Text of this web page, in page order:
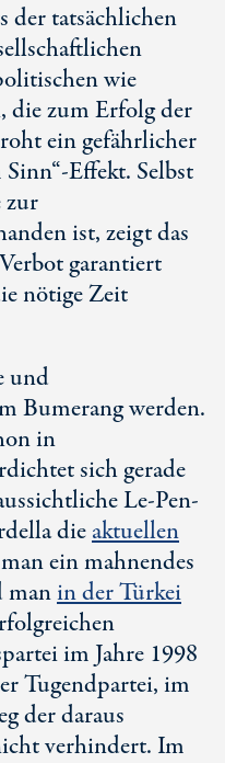
tatsächlichen
wie
die zum Erfolg der
ein gefährlicher
Effekt. Selbst
zur
ist, zeigt das
garantiert
nötige Zeit
und
Bumerang werden.
in
sich gerade
Le-Pen-
dieaktuellen
ein mahnendes
manin der Türkei
im Jahre 1998
Tugendpartei, im
der daraus
verhindert. Im